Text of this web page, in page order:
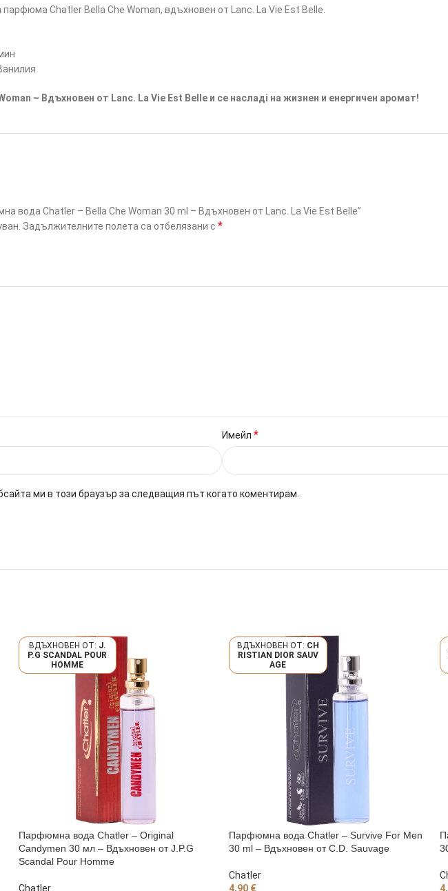
Chatler Bella Che Woman, вдъхновен от Lanc. La Vie Est Belle.
– Вдъхновен от Lanc. La Vie Est Belle и се насладi на жизнен и енергичен аромат!
вода Chatler – Bella Che Woman 30 ml – Вдъхновен от Lanc. La Vie Est Belle”
Задължителните полета са отбелязани с *
Имейл *
ми в този браузър за следващия път когато коментирам.
J.
P.G SCANDAL POUR
HOMME
Парфюмна вода Chatler – Original
Candymen 30 мл – Вдъхновен от J.P.G
Scandal Pour Homme
Chatler
CH
RISTIAN DIOR SAUV
AGE
Парфюмна вода Chatler – Survive For Men
30 ml – Вдъхновен от C.D. Sauvage
Chatler
4,90 €